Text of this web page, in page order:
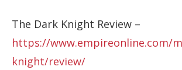
The Dark Knight Review –
https://www.empireonline.com/
knight/review/